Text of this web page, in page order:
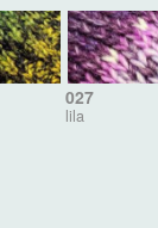
027
lila